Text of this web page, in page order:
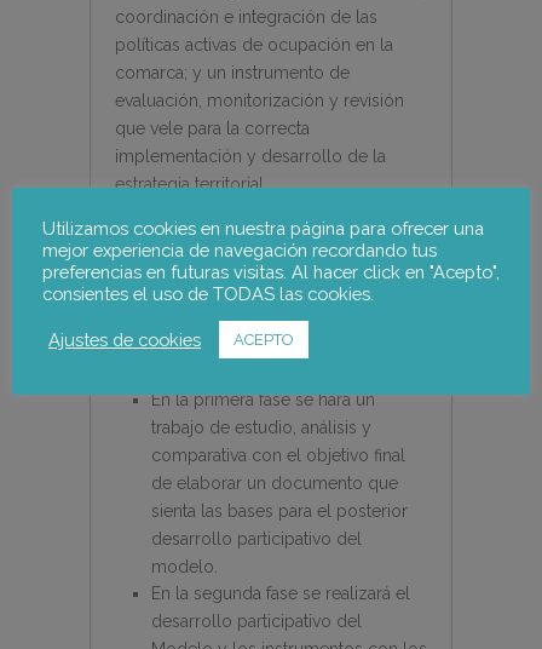
coordinación e integración de las
políticas activas de ocupación en la
comarca; y un instrumento de
evaluación, monitorización y revisión
que vele para la correcta
implementación y desarrollo de la
estrategia territorial.
El proceso para definir el Modelo de
Gobernanza y los instrumentos de
planificación concertada y control,
seguimiento y evaluación de la
Estrategia Territorial incluye 3 fases:
En la primera fase se hará un
trabajo de estudio, análisis y
comparativa con el objetivo final
de elaborar un documento que
sienta las bases para el posterior
desarrollo participativo del
modelo.
En la segunda fase se realizará el
desarrollo participativo del
Utilizamos cookies en nuestra página para ofrecer una
mejor experiencia de navegación recordando tus
preferencias en futuras visitas. Al hacer click en "Acepto",
consientes el uso de TODAS las cookies.
Ajustes de cookies ACEPTO